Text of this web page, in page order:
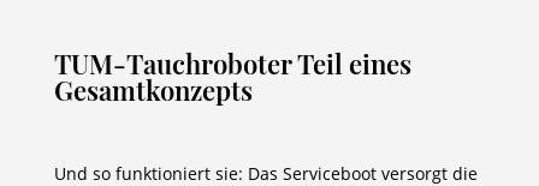
TUM-Tauchroboter Teil eines
Gesamtkonzepts
Und so funktioniert sie: Das Serviceboot versorgt die